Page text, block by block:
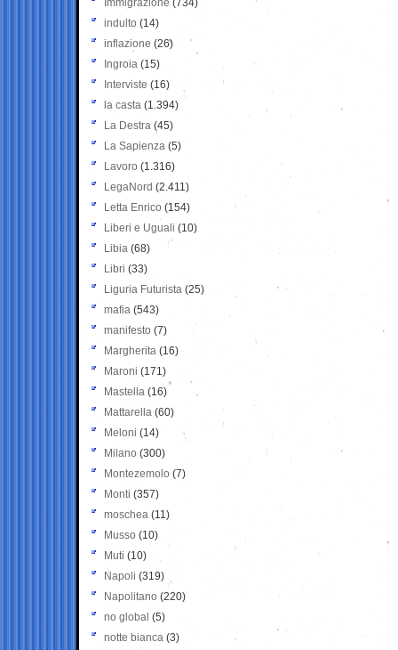
Immigrazione (734)
indulto (14)
inflazione (26)
Ingroia (15)
Interviste (16)
la casta (1.394)
La Destra (45)
La Sapienza (5)
Lavoro (1.316)
LegaNord (2.411)
Letta Enrico (154)
Liberi e Uguali (10)
Libia (68)
Libri (33)
Liguria Futurista (25)
mafia (543)
manifesto (7)
Margherita (16)
Maroni (171)
Mastella (16)
Mattarella (60)
Meloni (14)
Milano (300)
Montezemolo (7)
Monti (357)
moschea (11)
Musso (10)
Muti (10)
Napoli (319)
Napolitano (220)
no global (5)
notte bianca (3)